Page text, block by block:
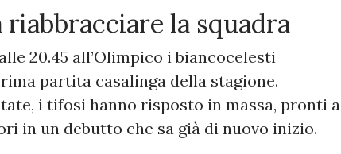
riabbracciare la squadra
20.45 all’Olimpico i biancocelesti
partita casalinga della stagione.
i tifosi hanno risposto in massa, pronti a
in un debutto che sa già di nuovo inizio.